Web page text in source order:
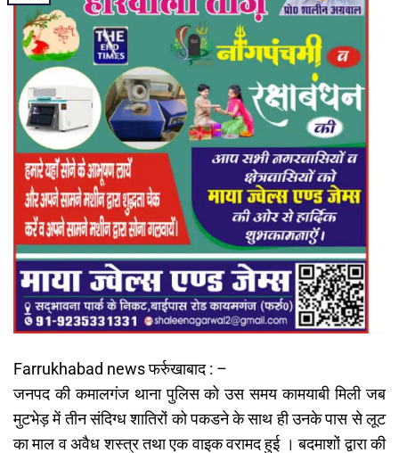
Farrukhabad news फर्रुखाबाद : –
जनपद की कमालगंज थाना पुलिस को उस समय कामयाबी मिली जब
मुटभेड़ में तीन संदिग्ध शातिरों को पकडने के साथ ही उनके पास से लूट
का माल व अवैध शस्त्र तथा एक वाइक वरामद हुई । बदमाशों द्वारा की